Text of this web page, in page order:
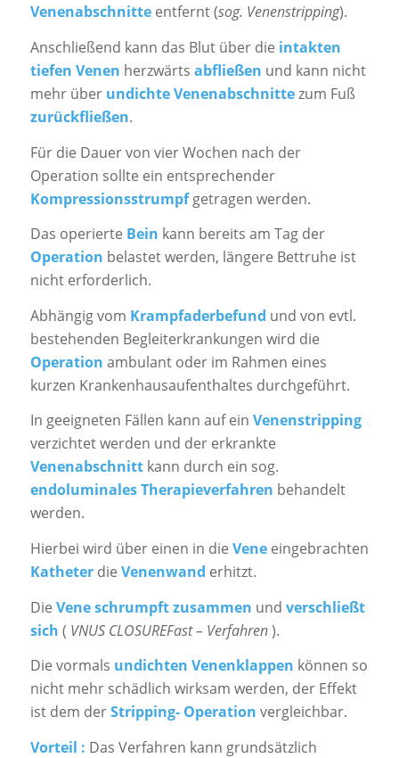
Venenabschnitteentfernt (sog. Venenstripping).
Anschließend kann das Blut über die intakten
tiefen Venen herzwärts abfließen und kann nicht
mehr über undichte Venenabschnittezum Fuß
zurückfließen.
Für die Dauer von vier Wochen nach der
Operation sollte ein entsprechender
Kompressionsstrumpfgetragen werden.
Das operierte Bein kann bereits am Tag der
Operation belastet werden, längere Bettruhe ist
nicht erforderlich.
Abhängig vom Krampfaderbefund und von evtl.
bestehenden Begleiterkrankungen wird die
Operation ambulant oder im Rahmen eines
kurzen Krankenhausaufenthaltes durchgeführt.
In geeigneten Fällen kann auf ein Venenstripping
verzichtet werden und der erkrankte
Venenabschnittkann durch ein sog.
endoluminales Therapieverfahren behandelt
werden.
Hierbei wird über einen in die Veneeingebrachten
Katheterdie Venenwand erhitzt.
Die Vene schrumpft zusammen und verschließt
sich ( VNUS CLOSUREFast – Verfahren).
Die vormals undichten Venenklappen können so
nicht mehr schädlich wirksam werden, der Effekt
ist dem derStripping- Operation vergleichbar.
Vorteil : Das Verfahren kann grundsätzlich